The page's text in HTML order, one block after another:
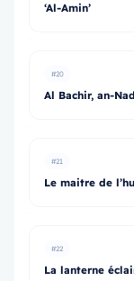
‘Al-Amin’
#20
Al Bachir, an-
#21
Le maitre de
#22
La lanterne